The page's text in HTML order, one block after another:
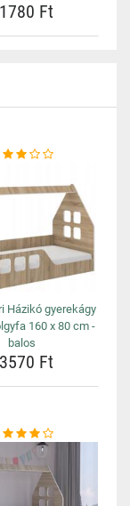
Ft
Házikó gyerekágy
160 x 80 cm -
balos
Ft